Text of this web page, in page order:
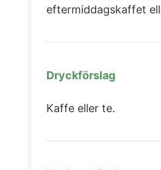
eftermiddagskaffet
Dryckförslag
Kaffe eller te.